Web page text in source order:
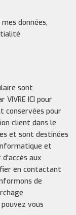
données,
sont
ICI pour
conservées pour
client dans le
et sont destinées
et
aux
en contactant
de
vous